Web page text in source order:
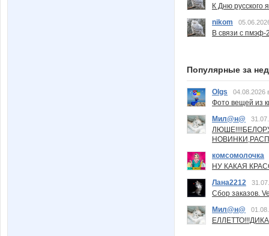
К Дню русского
nikom
В связи с пмэф-
Популярные за
Olgs 04.08.2026
Фото вещей из
Мил@н@
комсомолочка
НУ КАКАЯ
Лана2212
Сбор заказов.
Мил@н@